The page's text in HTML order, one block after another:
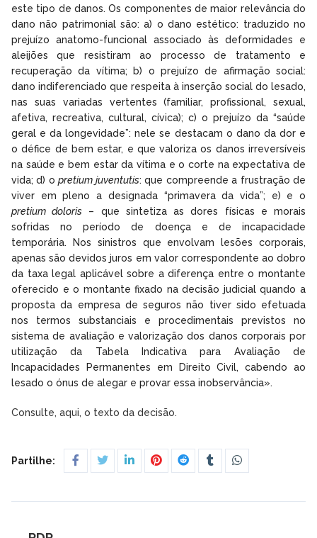
este tipo de danos. Os componentes de maior relevância do
dano não patrimonial são: a) o dano estético: traduzido no
prejuízo anatomo-funcional associado às deformidades e
aleijões que resistiram ao processo de tratamento e
recuperação da vítima; b) o prejuízo de afirmação social:
dano indiferenciado que respeita à inserção social do lesado,
nas suas variadas vertentes (familiar, profissional, sexual,
afetiva, recreativa, cultural, cívica); c) o prejuízo da “saúde
geral e da longevidade”: nele se destacam o dano da dor e
o défice de bem estar, e que valoriza os danos irreversíveis
na saúde e bem estar da vítima e o corte na expectativa de
vida; d) opretium juventutis: que compreende a frustração de
viver em pleno a designada “primavera da vida”; e) e o
pretium doloris – que sintetiza as dores físicas e morais
sofridas no período de doença e de incapacidade
temporária. Nos sinistros que envolvam lesões corporais,
apenas são devidos juros em valor correspondente ao dobro
da taxa legal aplicável sobre a diferença entre o montante
oferecido e o montante fixado na decisão judicial quando a
proposta da empresa de seguros não tiver sido efetuada
nos termos substanciais e procedimentais previstos no
sistema de avaliação e valorização dos danos corporais por
utilização da Tabela Indicativa para Avaliação de
Incapacidades Permanentes em Direito Civil, cabendo ao
lesado o ónus de alegar e provar essa inobservância».
Consulte, aqui, o texto da decisão.
Partilhe: